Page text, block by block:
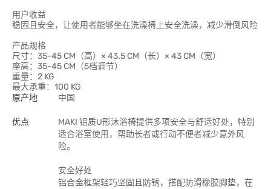
用户收益
稳固且安全，让使用者能够坐在洗澡椅上安全洗澡，减少滑倒风险
产品规格
尺寸：35-45 CM（高）× 43.5 CM（长）× 43 CM（宽）
座高：35-45 CM（5档调节）
重量：2 KG
最大承重：100 KG
原产地
中国
优点
MAKI 铝质U形沐浴椅提供多项安全与舒适好处，特别
适合浴室使用，帮助长者或行动不便者减少意外风
险。
安全好处
铝合金框架轻巧坚固且防锈，搭配防滑橡胶脚垫，在